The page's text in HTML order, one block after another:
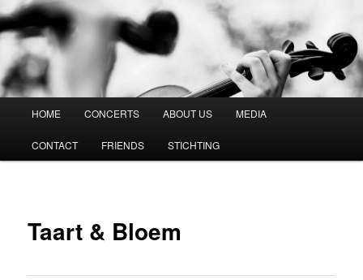
Vespucci Kwartet
Spring
naar
primaire
HOME CONCERTS ABOUT US MEDIA
CONTACT FRIENDS STICHTING
Taart & Bloem